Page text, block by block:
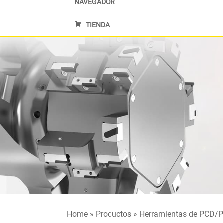
NAVEGADOR
TIENDA
Home » Productos » Herramientas de PCD/